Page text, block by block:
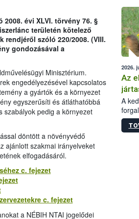
évi XLVI. törvény 76. §
területén kötelező
szóló 220/2008. (VIII.
gondozásával a
Minisztérium.
engedélyezésével kapcsolatos
a gyártók és a környezet
egyszerűsíti és átláthatóbbá
szabályok pedig a környezet
döntött a növényvédő
ajánlott szakmai irányelveket
elfogadásáról.
c. fejezet
c. fejezet
a NÉBIH NTAI jogelődei
2026.
Az
A